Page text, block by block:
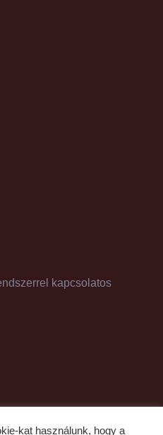
kapcsolatos
kat használunk, hogy a